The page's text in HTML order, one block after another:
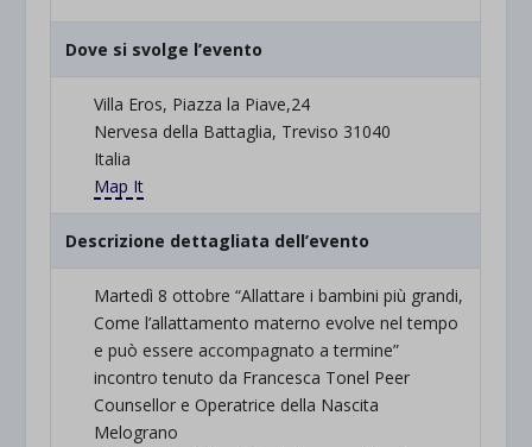
Dove si svolge l’evento
Villa Eros, Piazza la Piave,24
Nervesa della Battaglia, Treviso 31040
Italia
Map It
Descrizione dettagliata dell’evento
Martedì 8 ottobre “Allattare i bambini più grandi,
Come l’allattamento materno evolve nel tempo
e può essere accompagnato a termine”
incontro tenuto da Francesca Tonel Peer
Counsellor e Operatrice della Nascita
Melograno